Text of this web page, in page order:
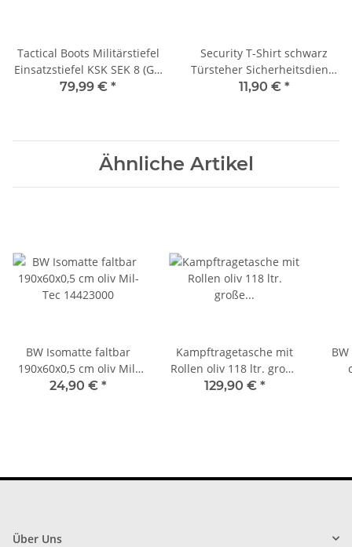
Tactical Boots Militärstiefel
Einsatzstiefel KSK SEK 8 (Gr.
41)
79,99 € *
Security T-Shirt schwarz
Türsteher Sicherheitsdienst
Gr. M
11,90 € *
Ähnliche Artikel
BW Isomatte faltbar
190x60x0,5 cm oliv Mil-
Tec 14423000
24,90 € *
Kampftragetasche mit
Rollen oliv 118 ltr. große
Reisetasche mit Räder
129,90 € *
Über Uns